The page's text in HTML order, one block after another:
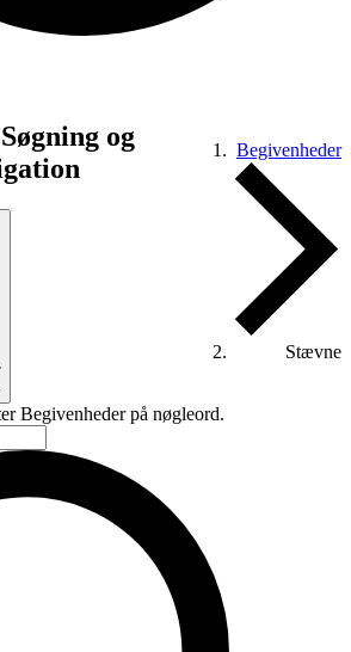
Begivenheder
Stævne
og
Begivenheder på nøgleord.